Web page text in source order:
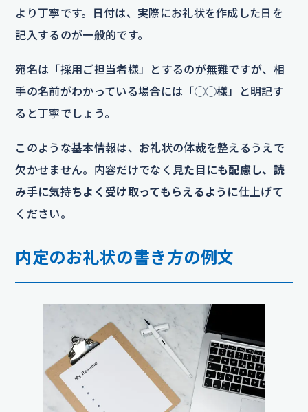
より丁寧です。日付は、実際にお礼状を作成した日を
記入するのが一般的です。
宛名は「採用ご担当者様」とするのが無難ですが、相
手の名前がわかっている場合には「◯◯様」と明記す
ると丁寧でしょう。
このような基本情報は、お礼状の体裁を整えるうえで
欠かせません。内容だけでなく 見た目にも配慮し、読
み手に気持ちよく受け取ってもらえるように仕上げて
ください。
内定のお礼状の書き方の例文